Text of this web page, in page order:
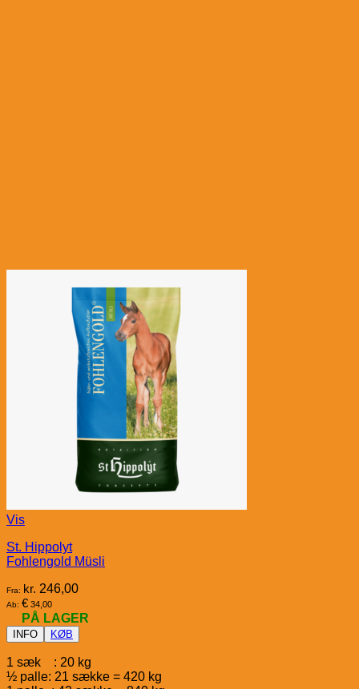
Vis
St. Hippolyt
Fohlengold Müsli
Fra: kr. 246,00
Ab: € 34,00
PÅ LAGER
INFO KØB
1 sæk : 20 kg
½ palle: 21 sække = 420 kg